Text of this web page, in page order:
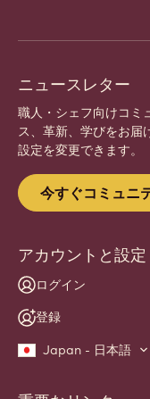
ニュースレター
職人・シェフ向けコミ
ス、革新、学びをお届
設定を変更できます。
今すぐコミュニ
アカウントと設定
ログイン
登録
Japan - 日本語